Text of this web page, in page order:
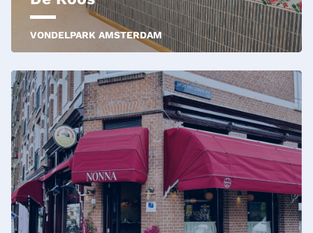
VONDELPARK AMSTERDAM